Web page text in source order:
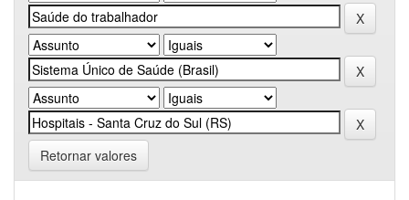
Retornar valores